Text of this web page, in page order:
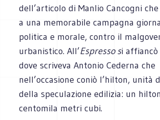
dell’articolo di Manlio Cancogni
a una memorabile campagna
politica e morale, contro il
urbanistico. All’Espresso si affiancò
dove scriveva Antonio Cederna che
nell’occasione coniò l’hilton, unità
della speculazione edilizia: un
centomila metri cubi.